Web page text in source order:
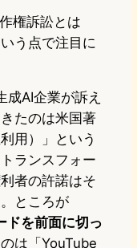
権訴訟とは
う点で注目に
AI企業が訴え
たのは米国著
用）」という
ランスフォー
者の許諾はそ
ところが
ドを前面に切っ
は「YouTube